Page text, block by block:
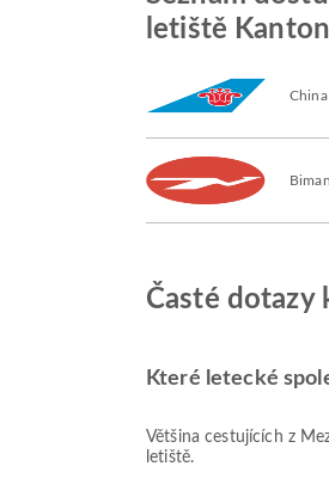
letiště
Časté dotazy
Které letecké
Většina cestujících z
letiště.